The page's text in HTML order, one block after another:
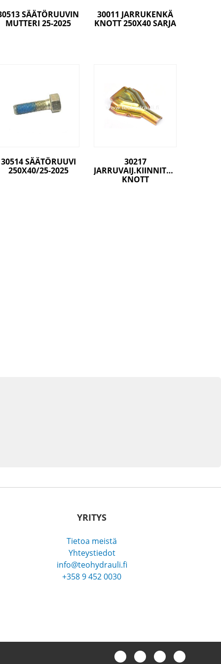
SÄÄTÖRUUVIN
MUTTERI 25-2025
30011 JARRUKENKÄ
KNOTT 250X40 SARJA
30514 SÄÄTÖRUUVI
250X40/25-2025
30217
JARRUVAIJ.KIINNITYSPELTI
KNOTT
YRITYS
Tietoa meistä
Yhteystiedot
info@teohydrauli.fi
+358 9 452 0030